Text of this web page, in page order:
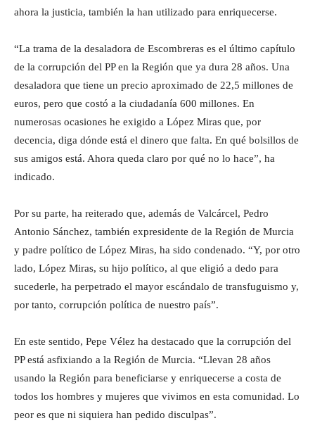
ahora la justicia, también la han utilizado para enriquecerse.
“La trama de la desaladora de Escombreras es el último capítulo
de la corrupción del PP en la Región que ya dura 28 años. Una
desaladora que tiene un precio aproximado de 22,5 millones de
euros, pero que costó a la ciudadanía 600 millones. En
numerosas ocasiones he exigido a López Miras que, por
decencia, diga dónde está el dinero que falta. En qué bolsillos de
sus amigos está. Ahora queda claro por qué no lo hace”, ha
indicado.
Por su parte, ha reiterado que, además de Valcárcel, Pedro
Antonio Sánchez, también expresidente de la Región de Murcia
y padre político de López Miras, ha sido condenado. “Y, por otro
lado, López Miras, su hijo político, al que eligió a dedo para
sucederle, ha perpetrado el mayor escándalo de transfuguismo y,
por tanto, corrupción política de nuestro país”.
En este sentido, Pepe Vélez ha destacado que la corrupción del
PP está asfixiando a la Región de Murcia. “Llevan 28 años
usando la Región para beneficiarse y enriquecerse a costa de
todos los hombres y mujeres que vivimos en esta comunidad. Lo
peor es que ni siquiera han pedido disculpas”.